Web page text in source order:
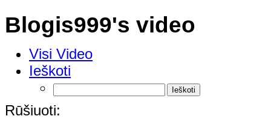
Blogis999's video
Visi Video
Ieškoti
Rūšiuoti: